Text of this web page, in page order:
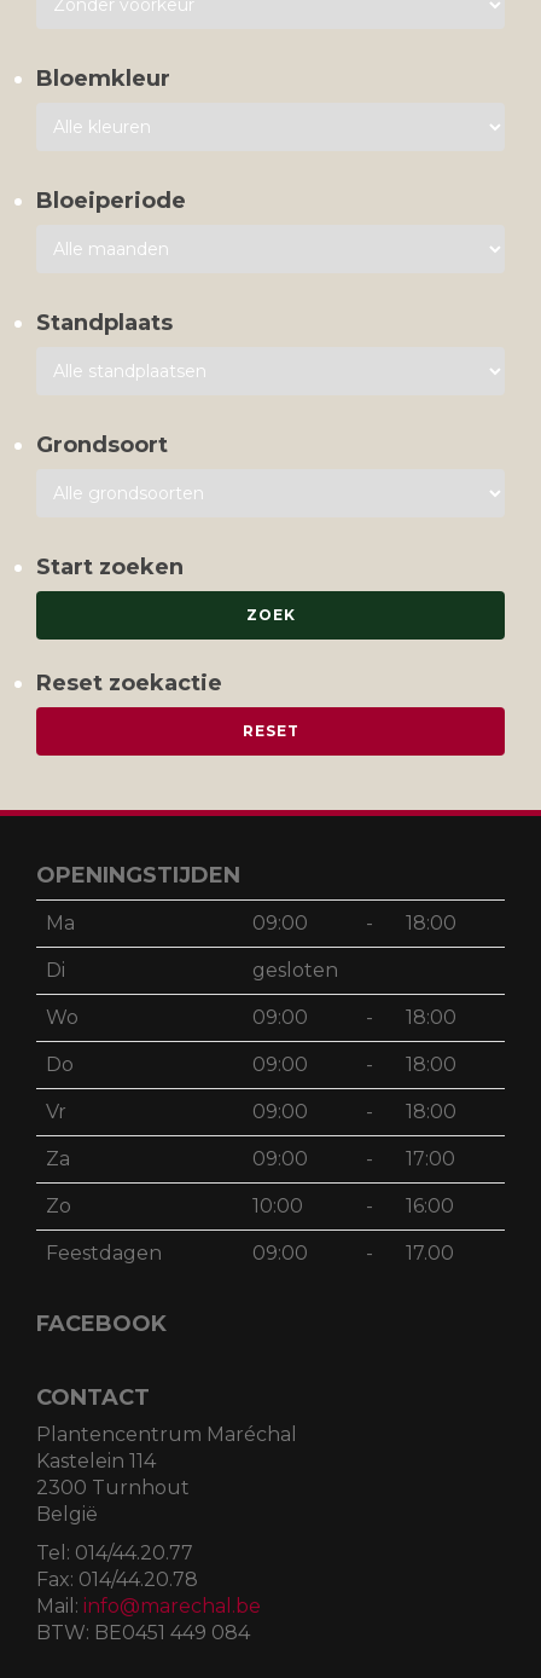
Bloemkleur
Bloeiperiode
Standplaats
Grondsoort
Start zoeken
Reset zoekactie
OPENINGSTIJDEN
Ma 09:00 - 18:00
Di gesloten
Wo 09:00 - 18:00
Do 09:00 - 18:00
Vr 09:00 - 18:00
Za 09:00 - 17:00
Zo 10:00 - 16:00
Feestdagen 09:00 - 17.00
FACEBOOK
CONTACT
Plantencentrum Maréchal
Kastelein 114
2300 Turnhout
België
Tel: 014/44.20.77
Fax: 014/44.20.78
Mail: info@marechal.be
BTW: BE0451 449 084